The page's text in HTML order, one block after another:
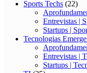
Sports Techs (22)
Entrevistas |
Startups |
Tecnologias
Entrevistas |
Startups |